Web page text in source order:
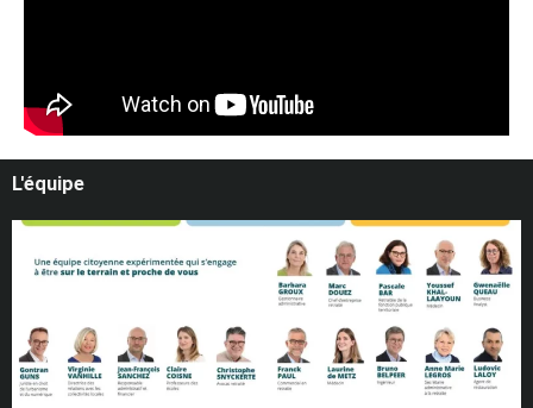
L'équipe